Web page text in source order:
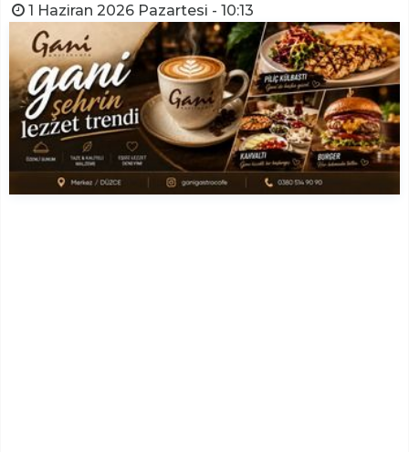
1 Haziran 2026 Pazartesi - 10:13